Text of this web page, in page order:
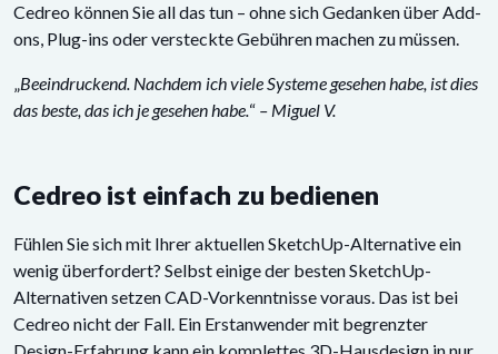
Cedreo können Sie all das tun – ohne sich Gedanken über Add-
ons, Plug-ins oder versteckte Gebühren machen zu müssen.
„Beeindruckend. Nachdem ich viele Systeme gesehen habe, ist dies
das beste, das ich je gesehen habe.“ – Miguel V.
Cedreo ist einfach zu bedienen
Fühlen Sie sich mit Ihrer aktuellen SketchUp-Alternative ein
wenig überfordert? Selbst einige der besten SketchUp-
Alternativen setzen CAD-Vorkenntnisse voraus. Das ist bei
Cedreo nicht der Fall. Ein Erstanwender mit begrenzter